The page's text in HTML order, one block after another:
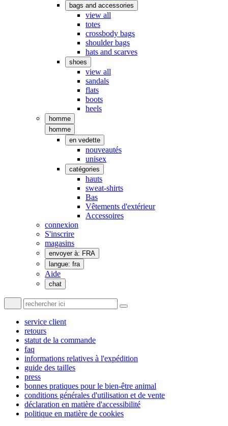
bags and accessories
view all
totes
crossbody bags
shoulder bags
hats and scarves
shoes
view all
sandals
flats
boots
heels
homme
homme
en vedette
nouveautés
unisex
catégories
hauts
sweat-shirts
Bas
Vêtements d'extérieur
Accessoires
connexion
S'inscrire
magasins
envoyer à: FRA
langue: fra
Aide
chat
service client
retours
statut de la commande
faq
informations relatives à l'expédition
guide des tailles
press
bonnes pratiques pour le bien-être animal
conditions générales d'utilisation et de vente
déclaration en matière d'accessibilité
politique en matière de cookies